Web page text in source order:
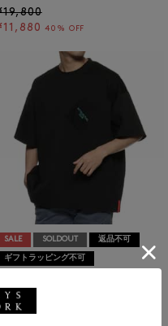
40% OFF
SALE SOLDOUT 返品不可
ギフトラッピング不可
＜ネームセイク＞プリ
トTシャツ